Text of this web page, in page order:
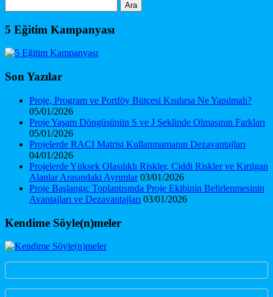
5 Eğitim Kampanyası
Son Yazılar
Proje, Program ve Portföy Bütçesi Kısılırsa Ne Yapılmalı?
05/01/2026
Proje Yaşam Döngüsünün S ve J Şeklinde Olmasının Farkları
05/01/2026
Projelerde RACI Matrisi Kullanmamanın Dezavantajları
04/01/2026
Projelerde Yüksek Olasılıklı Riskler, Ciddi Riskler ve Kırılgan
Alanlar Arasındaki Ayrımlar 03/01/2026
Proje Başlangıç Toplantısında Proje Ekibinin Belirlenmesinin
Avantajları ve Dezavantajları 03/01/2026
Kendime Söyle(n)meler